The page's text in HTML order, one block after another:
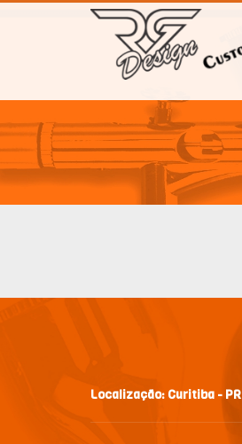
Localização: Curitiba - PR